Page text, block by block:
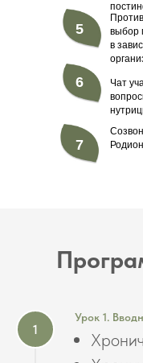
выбор
в
Чат
5
6
7
Урок 1.